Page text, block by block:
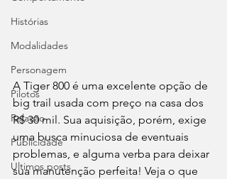
Histórias
Modalidades
Personagem
Pilotos
Relação
Publicidade
Ultimos posts
A Tiger 800 é uma excelente opção de
big trail usada com preço na casa dos
R$ 30 mil. Sua aquisição, porém, exige
uma busca minuciosa de eventuais
problemas, e alguma verba para deixar
sua manutenção perfeita! Veja o que